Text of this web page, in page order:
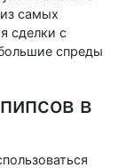
самых
сделки с
спреды
в